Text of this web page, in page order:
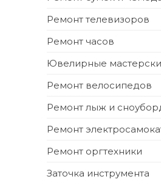
Ремонт телевизоров
Ремонт часов
Ювелирные
Ремонт велосипедов
Ремонт лыж и
Ремонт
Ремонт оргтехники
Заточка инструмента